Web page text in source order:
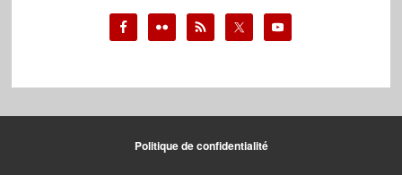
Politique de confidentialité